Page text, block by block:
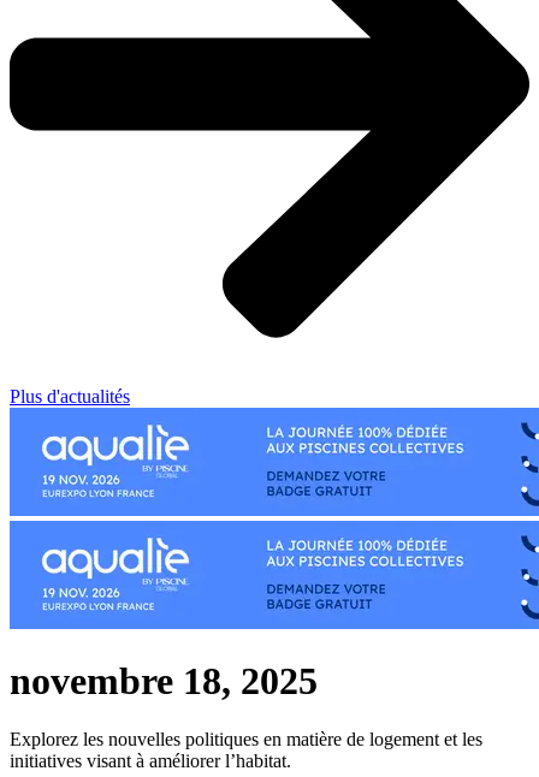
Plus d'actualités
novembre 18, 2025
Explorez les nouvelles politiques en matière de logement et les
initiatives visant à améliorer l’habitat.